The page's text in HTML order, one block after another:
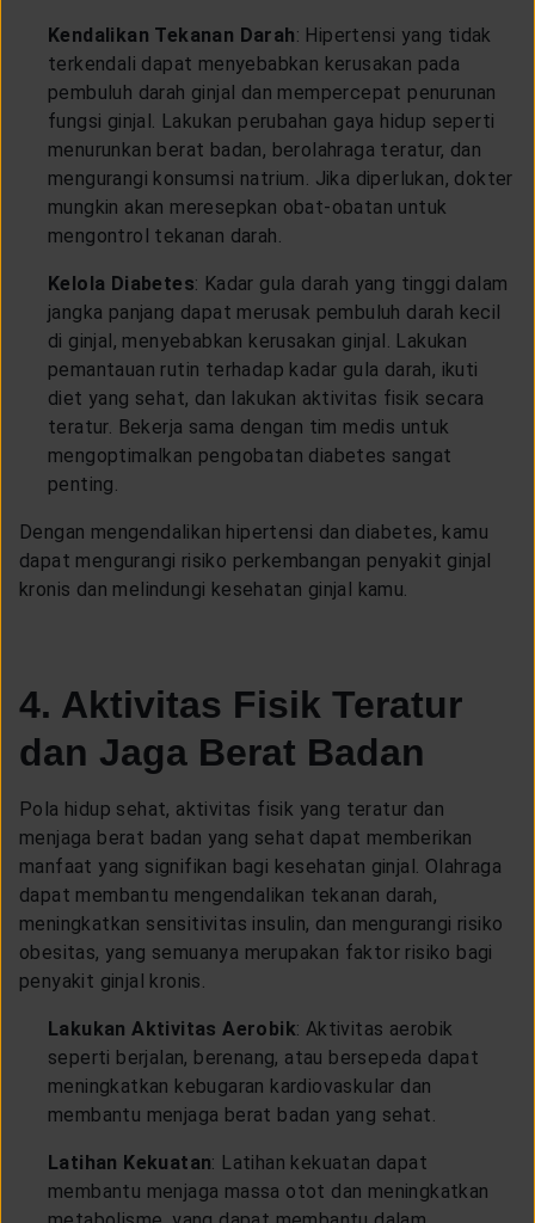
Kendalikan Tekanan Darah: Hipertensi yang tidak
terkendali dapat menyebabkan kerusakan pada
pembuluh darah ginjal dan mempercepat penurunan
fungsi ginjal. Lakukan perubahan gaya hidup seperti
menurunkan berat badan, berolahraga teratur, dan
mengurangi konsumsi natrium. Jika diperlukan, dokter
mungkin akan meresepkan obat-obatan untuk
mengontrol tekanan darah.
Kelola Diabetes: Kadar gula darah yang tinggi dalam
jangka panjang dapat merusak pembuluh darah kecil
di ginjal, menyebabkan kerusakan ginjal. Lakukan
pemantauan rutin terhadap kadar gula darah, ikuti
diet yang sehat, dan lakukan aktivitas fisik secara
teratur. Bekerja sama dengan tim medis untuk
mengoptimalkan pengobatan diabetes sangat
penting.
Dengan mengendalikan hipertensi dan diabetes, kamu
dapat mengurangi risiko perkembangan penyakit ginjal
kronis dan melindungi kesehatan ginjal kamu.
4. Aktivitas Fisik Teratur
dan Jaga Berat Badan
Pola hidup sehat, aktivitas fisik yang teratur dan
menjaga berat badan yang sehat dapat memberikan
manfaat yang signifikan bagi kesehatan ginjal. Olahraga
dapat membantu mengendalikan tekanan darah,
meningkatkan sensitivitas insulin, dan mengurangi risiko
obesitas, yang semuanya merupakan faktor risiko bagi
penyakit ginjal kronis.
Lakukan Aktivitas Aerobik: Aktivitas aerobik
seperti berjalan, berenang, atau bersepeda dapat
meningkatkan kebugaran kardiovaskular dan
membantu menjaga berat badan yang sehat.
Latihan Kekuatan: Latihan kekuatan dapat
membantu menjaga massa otot dan meningkatkan